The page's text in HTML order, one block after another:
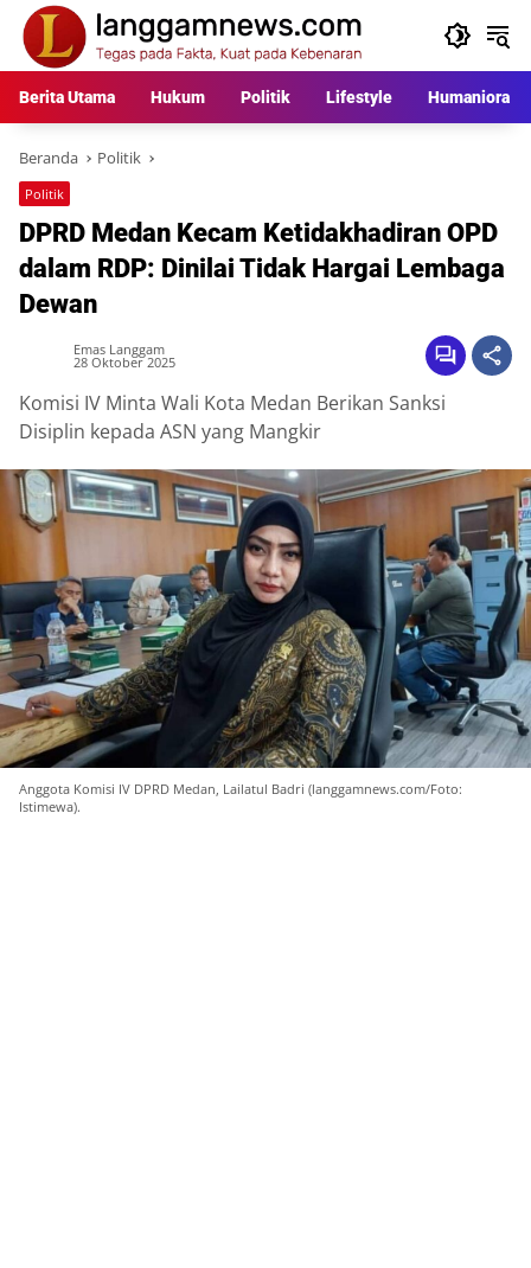
Langsung
konten
Berita Utama Hukum Politik Lifestyle Humaniora
Beranda Politik
Politik
DPRD Medan Kecam Ketidakhadiran OPD
dalam RDP: Dinilai Tidak Hargai Lembaga
Dewan
Emas Langgam
28 Oktober 2025
Komisi IV Minta Wali Kota Medan Berikan Sanksi
Disiplin kepada ASN yang Mangkir
Anggota Komisi IV DPRD Medan, Lailatul Badri (langgamnews.com/Foto:
Istimewa).